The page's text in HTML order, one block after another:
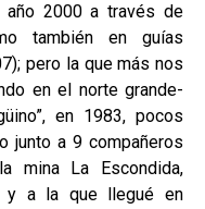
año 2000 a través de
también en guías
pero la que más nos
en el norte grande-
en 1983, pocos
junto a 9 compañeros
mina La Escondida,
y a la que llegué en